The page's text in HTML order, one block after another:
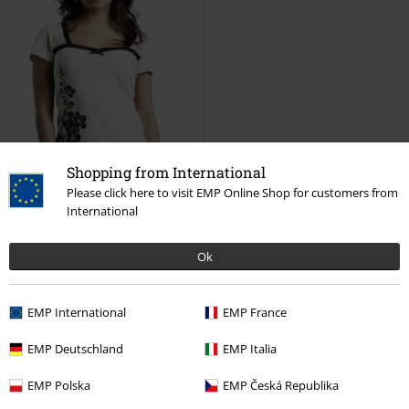
Shopping from International
Please click here to visit EMP Online Shop for customers from
International
Ok
EMP International EMP France
EMP Deutschland EMP Italia
EMP Polska EMP Česká Republika
Asia Dreams - Blossom Top
Pussy Deluxe
T-Shirt